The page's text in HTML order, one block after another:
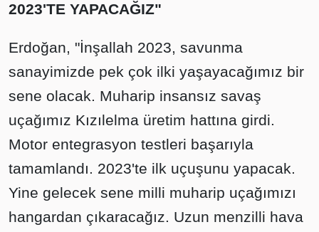
2023'TE YAPACAĞIZ"
Erdoğan, "İnşallah 2023, savunma
sanayimizde pek çok ilki yaşayacağımız bir
sene olacak. Muharip insansız savaş
uçağımız Kızılelma üretim hattına girdi.
Motor entegrasyon testleri başarıyla
tamamlandı. 2023'te ilk uçuşunu yapacak.
Yine gelecek sene milli muharip uçağımızı
hangardan çıkaracağız. Uzun menzilli hava